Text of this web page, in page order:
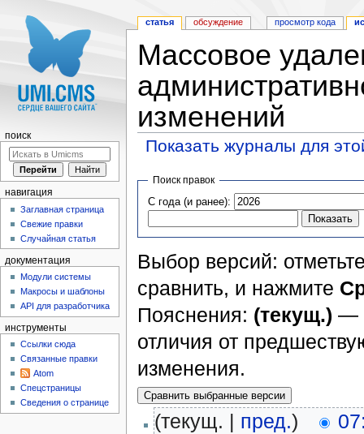
Массовое
изменений
Показать журналы для
Поиск правок
С года (и ранее):
Выбор версий:
сравнить, и нажмите
Пояснения: (текущ.) —
отличия от
изменения.
(текущ. | пред.)
статья обсуждение просмотр кода
поиск
навигация
Заглавная страница
Свежие правки
Случайная статья
документация
Модули системы
Макросы и шаблоны
API для разработчика
инструменты
Ссылки сюда
Связанные правки
Atom
Спецстраницы
Сведения о странице